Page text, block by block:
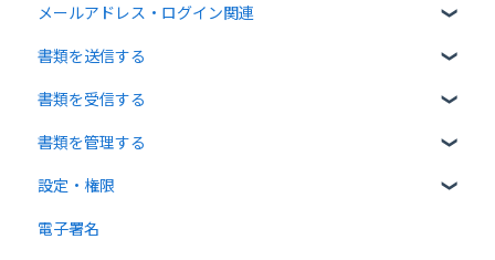
書類について
操作方法について
通知メールについて
無料プラン
有料プラン
無料オプション
有料オプション
連携プラン
メールアドレス・ログイン関連
ログイン関連
書類を送信する
書類のアップロード・編集
宛先設定
一括送信
送信時の設定
書類を受信する
受信者ガイド
書類の受信
書類を管理する
書類の確認
書類情報の入力
設定・権限
個人設定
電子署名